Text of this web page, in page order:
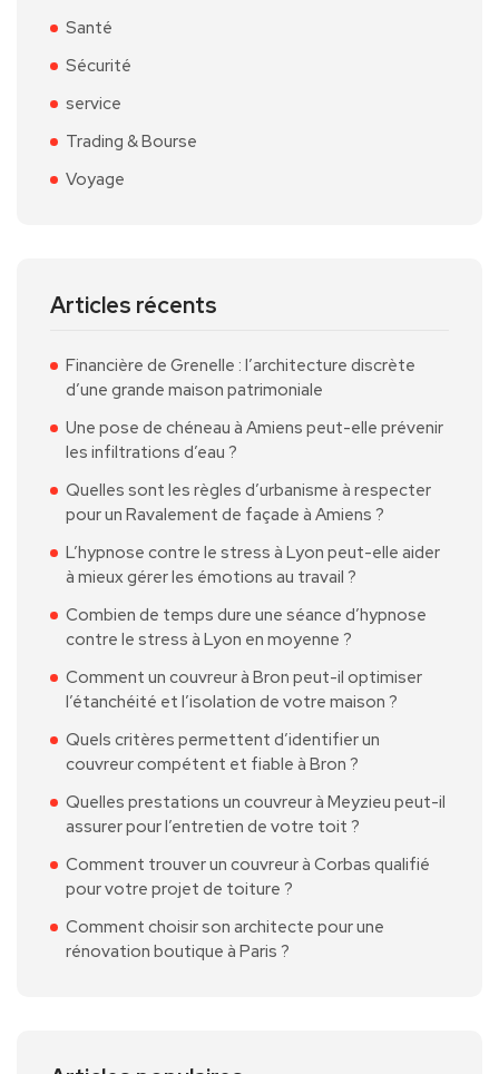
Santé
Sécurité
service
Trading & Bourse
Voyage
Articles récents
Financière de Grenelle : l’architecture discrète
d’une grande maison patrimoniale
Une pose de chéneau à Amiens peut-elle prévenir
les infiltrations d’eau ?
Quelles sont les règles d’urbanisme à respecter
pour un Ravalement de façade à Amiens ?
L’hypnose contre le stress à Lyon peut-elle aider
à mieux gérer les émotions au travail ?
Combien de temps dure une séance d’hypnose
contre le stress à Lyon en moyenne ?
Comment un couvreur à Bron peut-il optimiser
l’étanchéité et l’isolation de votre maison ?
Quels critères permettent d’identifier un
couvreur compétent et fiable à Bron ?
Quelles prestations un couvreur à Meyzieu peut-il
assurer pour l’entretien de votre toit ?
Comment trouver un couvreur à Corbas qualifié
pour votre projet de toiture ?
Comment choisir son architecte pour une
rénovation boutique à Paris ?